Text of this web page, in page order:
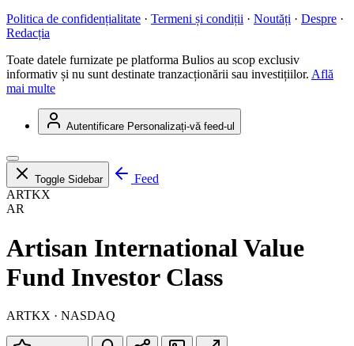
Politica de confidențialitate · Termeni și condiții · Noutăți · Despre ·
Redacția
Toate datele furnizate pe platforma Bulios au scop exclusiv
informativ și nu sunt destinate tranzacționării sau investițiilor. Află
mai multe
Autentificare Personalizați-vă feed-ul
Toggle Sidebar
Feed
ARTKX
AR
Artisan International Value
Fund Investor Class
ARTKX · NASDAQ